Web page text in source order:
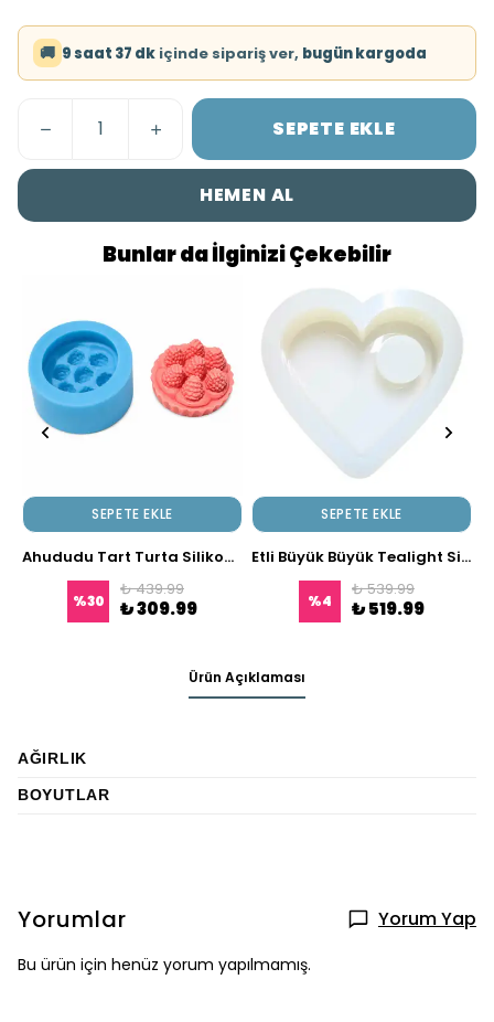
🚚 9 saat 37 dk içinde sipariş ver, bugün kargoda
SEPETE EKLE
HEMEN AL
Bunlar da İlginizi Çekebilir
SEPETE EKLE
Ahududu Tart Turta Silikon Kalıbı - Dekoratif Sabun Mum Yapımı İçin
%30
₺ 439.99
₺ 309.99
SEPETE EKLE
Etli Büyük Büyük Tealight Silikon Kalıbı
%4
₺ 539.99
₺ 519.99
Ürün Açıklaması
AĞIRLIK
BOYUTLAR
Yorumlar Yorum Yap
Bu ürün için henüz yorum yapılmamış.